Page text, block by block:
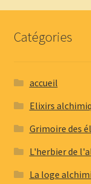
Catégories
accueil
Elixirs
Grimoire des
L'herbier de
La loge